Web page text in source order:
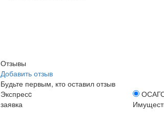
Отзывы
Добавить отзыв
Будьте первым, кто оставил отзыв
Экспресc
заявка